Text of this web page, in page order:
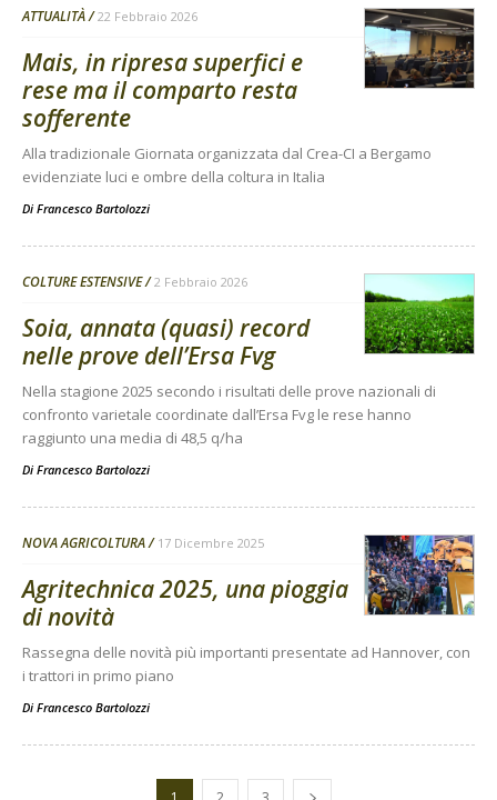
ATTUALITÀ 22 Febbraio 2026
Mais, in ripresa superfici e
rese ma il comparto resta
sofferente
Alla tradizionale Giornata organizzata dal Crea-CI a Bergamo
evidenziate luci e ombre della coltura in Italia
Di Francesco Bartolozzi
COLTURE ESTENSIVE 2 Febbraio 2026
Soia, annata (quasi) record
nelle prove dell’Ersa Fvg
Nella stagione 2025 secondo i risultati delle prove nazionali di
confronto varietale coordinate dall’Ersa Fvg le rese hanno
raggiunto una media di 48,5 q/ha
Di Francesco Bartolozzi
NOVA AGRICOLTURA 17 Dicembre 2025
Agritechnica 2025, una pioggia
di novità
Rassegna delle novità più importanti presentate ad Hannover, con
i trattori in primo piano
Di Francesco Bartolozzi